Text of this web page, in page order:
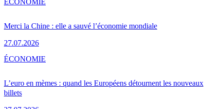
Merci la Chine : elle a sauvé l’économie mondiale
27.07.2026
L’euro en mèmes : quand les Européens détournent les nouveaux
billets
ÉCONOMIE